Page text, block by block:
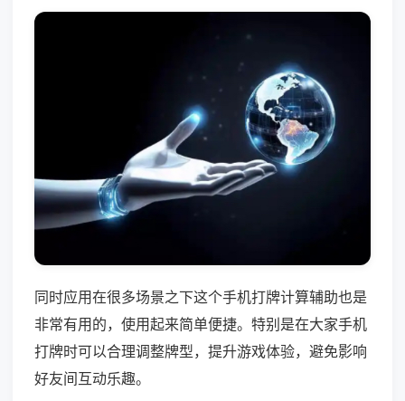
同时应用在很多场景之下这个手机打牌计算辅助也是
非常有用的，使用起来简单便捷。特别是在大家手机
打牌时可以合理调整牌型，提升游戏体验，避免影响
好友间互动乐趣。